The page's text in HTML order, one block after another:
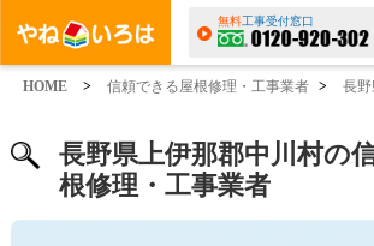
無料工事受付窓口
HOME > 信頼できる屋根修理・工事業者 > 長
長野県上伊那郡中川村の
根修理・工事業者